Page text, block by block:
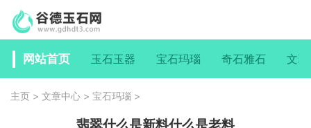
网站首页 玉石玉器 宝石玛瑙 奇石雅石 文
主页 > 文章中心 > 宝石玛瑙 >